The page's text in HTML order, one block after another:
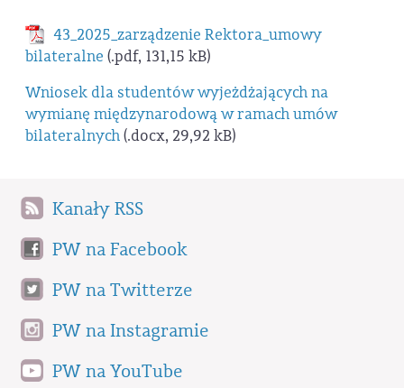
43_2025_zarządzenie Rektora_umowy
bilateralne (.pdf, 131,15 kB)
Wniosek dla studentów wyjeżdżających na
wymianę międzynarodową w ramach umów
bilateralnych(.docx, 29,92 kB)
Kanały RSS
PW na Facebook
PW na Twitterze
PW na Instagramie
PW na YouTube